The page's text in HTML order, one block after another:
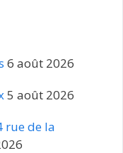
6 août 2026
5 août 2026
rue de la